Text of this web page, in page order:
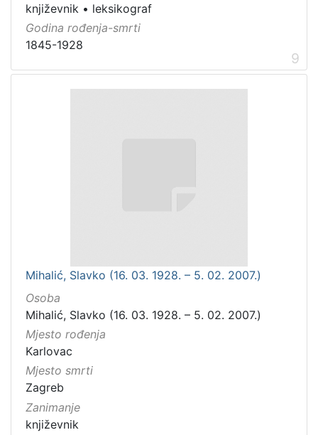
književnik • leksikograf
Godina rođenja-smrti
1845-1928
9
Mihalić, Slavko (16. 03. 1928. – 5. 02. 2007.)
Osoba
Mihalić, Slavko (16. 03. 1928. – 5. 02. 2007.)
Mjesto rođenja
Karlovac
Mjesto smrti
Zagreb
Zanimanje
književnik